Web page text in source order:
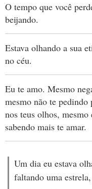
‎O‬ tempo que você
beijando.
Estava olhando a sua
no céu.
Eu te amo. Mesmo
mesmo não te
nos teus olhos,
sabendo mais te amar.
Um dia eu estava
faltando uma